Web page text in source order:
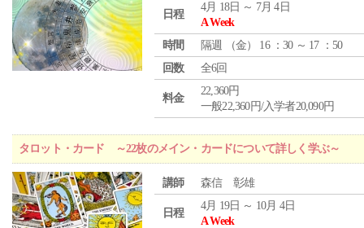
日程
4月 18日 ～ 7月 4日
A Week
時間
隔週 （金） 16 ：30 ～ 17 ：50
回数
全6回
料金
22,360円
一般22,360円/入学者20,090円
タロット・カード ～22枚のメイン・カードについて詳しく学ぶ～
講師 森信 彰雄
日程
4月 19日 ～ 10月 4日
A Week